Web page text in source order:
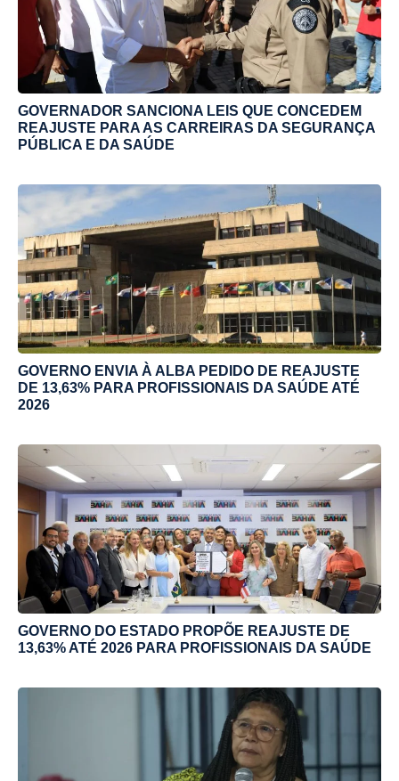
GOVERNADOR SANCIONA LEIS QUE CONCEDEM
REAJUSTE PARA AS CARREIRAS DA SEGURANÇA
PÚBLICA E DA SAÚDE
GOVERNO ENVIA À ALBA PEDIDO DE REAJUSTE
DE 13,63% PARA PROFISSIONAIS DA SAÚDE ATÉ
2026
GOVERNO DO ESTADO PROPÕE REAJUSTE DE
13,63% ATÉ 2026 PARA PROFISSIONAIS DA SAÚDE